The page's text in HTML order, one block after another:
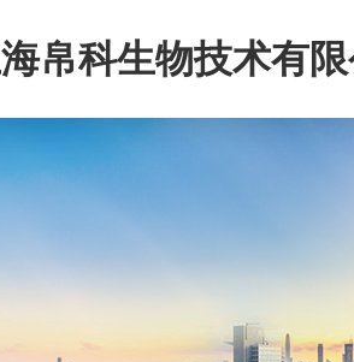
帛科生物技术有